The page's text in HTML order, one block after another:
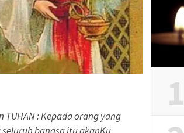
TUHAN : Kepada orang yang
bangsa itu akanKu
1